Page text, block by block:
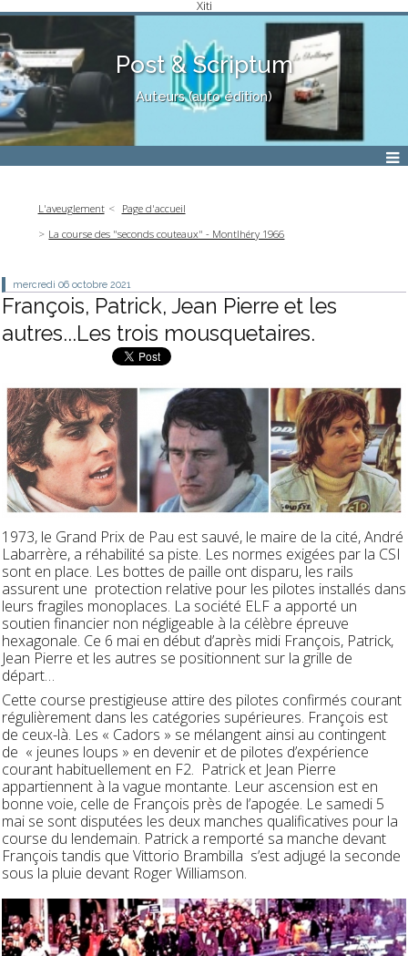
Xiti
Post & Scriptum
Auteurs (auto édition)
L'aveuglement
Page d'accueil
La course des "seconds couteaux" - Montlhéry 1966
mercredi 06 octobre 2021
François, Patrick, Jean Pierre et les
autres...Les trois mousquetaires.
1973, le Grand Prix de Pau est sauvé, le maire de la cité, André
Labarrère, a réhabilité sa piste. Les normes exigées par la CSI
sont en place. Les bottes de paille ont disparu, les rails
assurent une protection relative pour les pilotes installés dans
leurs fragiles monoplaces. La société ELF a apporté un
soutien financier non négligeable à la célèbre épreuve
hexagonale. Ce 6 mai en début d’après midi François, Patrick,
Jean Pierre et les autres se positionnent sur la grille de
départ…
Cette course prestigieuse attire des pilotes confirmés courant
régulièrement dans les catégories supérieures. François est
de ceux-là. Les « Cadors » se mélangent ainsi au contingent
de « jeunes loups » en devenir et de pilotes d’expérience
courant habituellement en F2. Patricket Jean Pierre
appartiennent à la vague montante. Leur ascension est en
bonne voie, celle de François près de l’apogée. Le samedi 5
mai se sont disputées les deux manches qualificatives pour la
course du lendemain. Patrick a remporté sa manche devant
François tandis que Vittorio Brambilla s’est adjugé la seconde
sous la pluie devant Roger Williamson.